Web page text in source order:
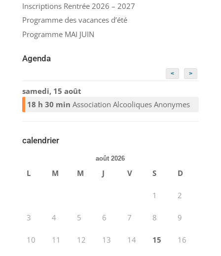
Inscriptions Rentrée 2026 – 2027
Programme des vacances d’été
Programme MAI JUIN
Agenda
< >
samedi, 15 août
18 h 30 min Association Alcooliques Anonymes
calendrier
août 2026
L M M J V S D
1 2
3 4 5 6 7 8 9
10 11 12 13 14 15 16